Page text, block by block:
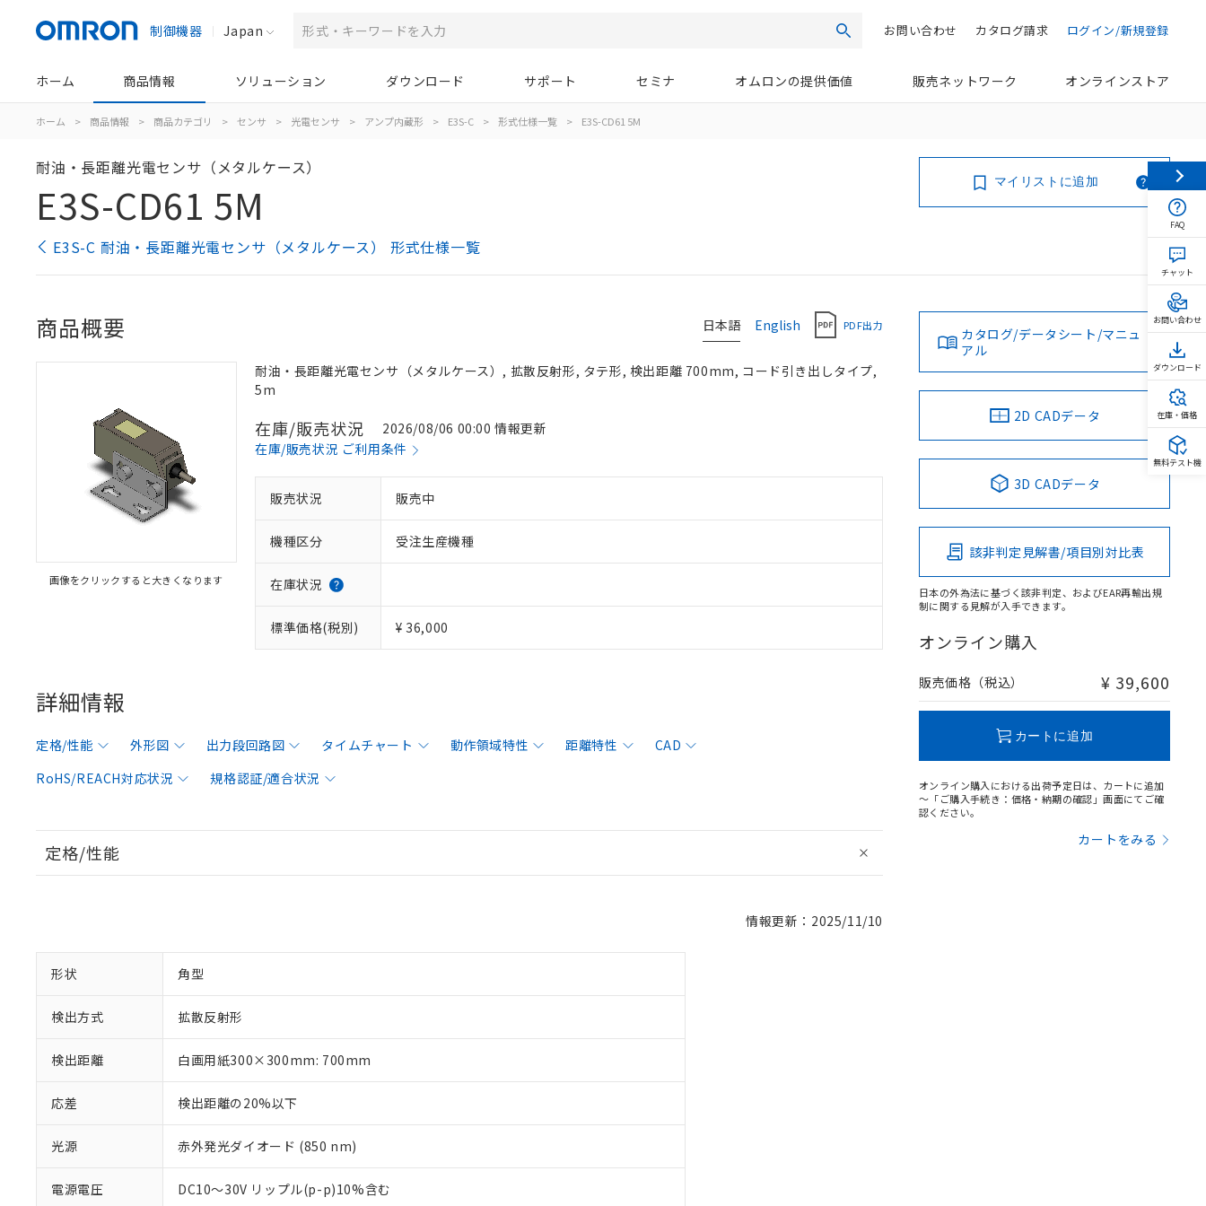
制御機器 Japan 検索 ログイン/新規登録
カタログ請求
お問い合わせ
ホーム 商品情報 ソリューション ダウンロード サポート セミナ オムロンの提供価値 販売ネットワーク オンラインストア
ホーム > 商品情報 > 商品カテゴリ > センサ > 光電センサ > アンプ内蔵形 > E3S-C > 形式仕様一覧 > E3S-CD61 5M
耐油・長距離光電センサ（メタルケース）
E3S-CD61 5M
E3S-C 耐油・長距離光電センサ（メタルケース） 形式仕様一覧
マイリストに追加
日本語 English PDF出力
商品概要
画像をクリックすると大きくなります
耐油・長距離光電センサ（メタルケース）, 拡散反射形, タテ形, 検出距離 700mm, コード引き出しタイプ,
5m
在庫/販売状況
2026/08/06 00:00 情報更新
在庫/販売状況 ご利用条件
販売状況 販売中
機種区分 受注生産機種
在庫状況
標準価格(税別) ¥ 36,000
詳細情報
定格/性能 外形図 出力段回路図 タイムチャート 動作領域特性 距離特性
CAD
RoHS/REACH対応状況
規格認証/適合状況
定格/性能
情報更新：2025/11/10
形状 角型
検出方式 拡散反射形
検出距離 白画用紙300×300mm: 700mm
応差 検出距離の20%以下
光源 赤外発光ダイオード (850 nm)
電源電圧 DC10～30V リップル(p-p)10%含む
カタログ/データシート/マニュ
アル
2D CADデータ
3D CADデータ
該非判定見解書/項目別対比表
日本の外為法に基づく該非判定、およびEAR再輸出規
制に関する見解が入手できます。
オンライン購入
販売価格（税込） ¥ 39,600
カートに追加
オンライン購入における出荷予定日は、カートに追加
～「ご購入手続き：価格・納期の確認」画面にてご確
認ください。
カートをみる
FAQ
チャット
お問い合わせ
ダウンロード
在庫・価格
無料テスト機